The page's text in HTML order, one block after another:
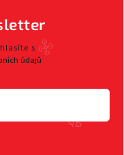
s
údajů